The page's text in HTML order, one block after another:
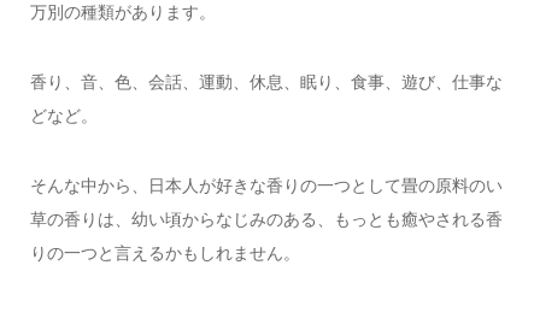
万別の種類があります。
香り、音、色、会話、運動、休息、眠り、食事、遊び、仕事な
どなど。
そんな中から、日本人が好きな香りの一つとして畳の原料のい
草の香りは、幼い頃からなじみのある、もっとも癒やされる香
りの一つと言えるかもしれません。